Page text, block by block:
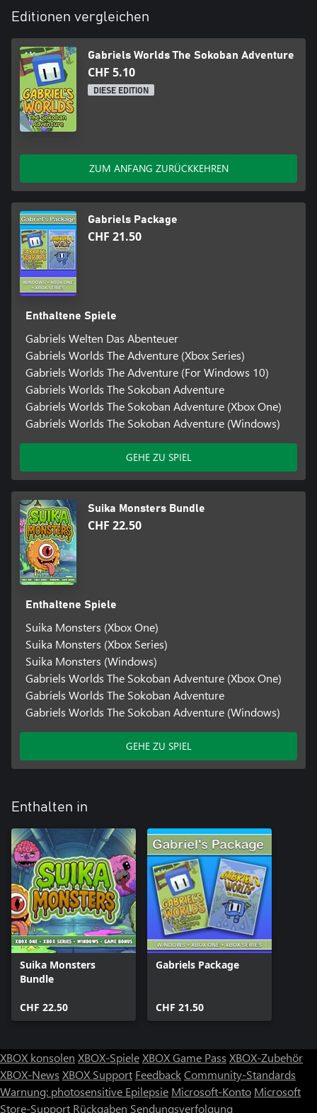
Editionen vergleichen
Gabriels Worlds The Sokoban Adventure
CHF 5.10
DIESE EDITION
ZUM ANFANG ZURÜCKKEHREN
Gabriels Package
CHF 21.50
Enthaltene Spiele
Gabriels Welten Das Abenteuer
Gabriels Worlds The Adventure (Xbox Series)
Gabriels Worlds The Adventure (For Windows 10)
Gabriels Worlds The Sokoban Adventure
Gabriels Worlds The Sokoban Adventure (Xbox One)
Gabriels Worlds The Sokoban Adventure (Windows)
GEHE ZU SPIEL
Suika Monsters Bundle
CHF 22.50
Enthaltene Spiele
Suika Monsters (Xbox One)
Suika Monsters (Xbox Series)
Suika Monsters (Windows)
Gabriels Worlds The Sokoban Adventure (Xbox One)
Gabriels Worlds The Sokoban Adventure
Gabriels Worlds The Sokoban Adventure (Windows)
GEHE ZU SPIEL
Enthalten in
Suika Monsters
Bundle
CHF 22.50
Gabriels Package
CHF 21.50
XBOX konsolen XBOX-SpieleXBOX Game Pass XBOX-Zubehör
XBOX-News XBOX Support FeedbackCommunity-Standards
Warnung: photosensitive Epilepsie Microsoft-Konto Microsoft
Store-Support Rückgaben Sendungsverfolgung